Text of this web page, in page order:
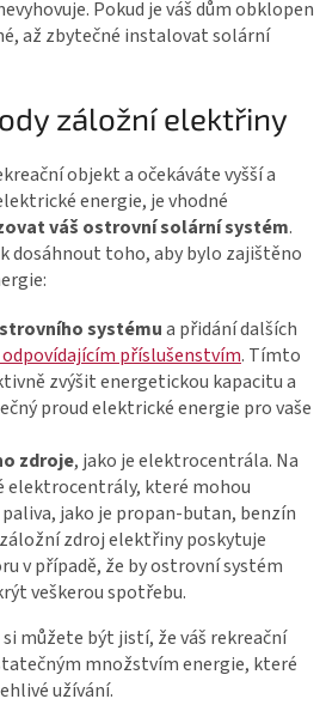
Pokud je váš dům obklopen
až zbytečné instalovat solární
záložní elektřiny
objekt a očekáváte vyšší a
energie, je vhodné
váš ostrovní solární systém.
dosáhnout toho, aby bylo zajištěno
systémua přidání dalších
odpovídajícím příslušenstvím. Tímto
zvýšit energetickou kapacitu a
proud elektrické energie pro vaše
zdroje, jako je elektrocentrála. Na
elektrocentrály, které mohou
jako je propan-butan, benzín
zdroj elektřiny poskytuje
v případě, že by ostrovní systém
veškerou spotřebu.
můžete být jistí, že váš rekreační
množstvím energie, které
užívání.